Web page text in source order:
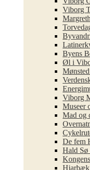
Viborg
Byens
Øl i
Viborg
Museer
Mad og
De fem
Hald